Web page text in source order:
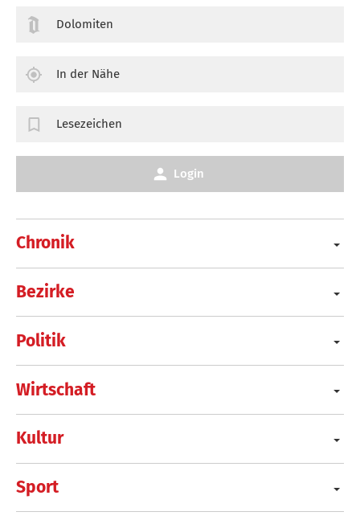
Chronik
Bezirke
Politik
Wirtschaft
Kultur
Sport
Dolomiten
In der Nähe
Lesezeichen
Login